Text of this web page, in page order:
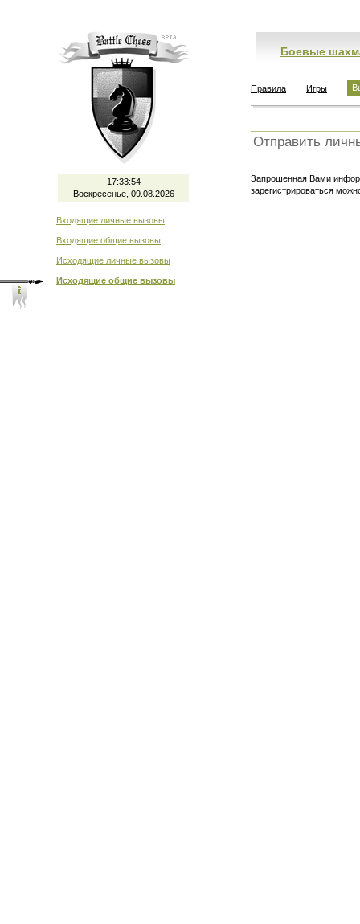
17:33:54
Воскресенье, 09.08.2026
Входящие личные вызовы
Входящие общие вызовы
Исходящие личные вызовы
Исходящие общие вызовы
Боевые
Правила Игры
Отправить
Запрошенная Вами
зарегистрироваться